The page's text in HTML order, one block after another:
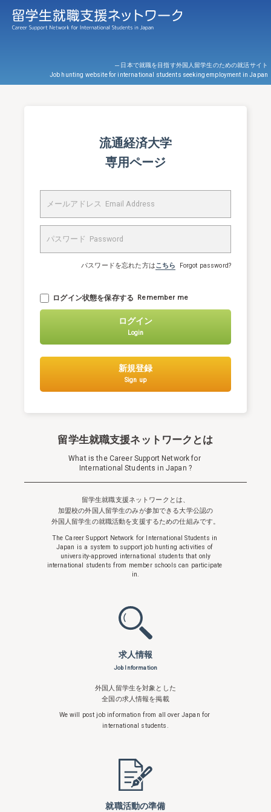
─ 日本で就職を目指す外国人留学生のための就活サイト
Job hunting website for international students seeking employment in Japan
流通経済大学
専用ページ
パスワードを忘れた方はこちら Forgot password?
ログイン状態を保存する Remember me
ログイン
Login
新規登録
Sign up
留学生就職支援ネットワークとは
What is the Career Support Network for
International Students in Japan ?
留学生就職支援ネットワークとは、
加盟校の外国人留学生のみが参加できる大学公認の
外国人留学生の就職活動を支援するための仕組みです。
The Career Support Network for International Students in
Japan is a system to supportjob hunting activities of
university-approved international students that only
international students from member schools can participate
in.
求人情報
Job Information
外国人留学生を対象とした
全国の求人情報を掲載
We will post job information from all over Japan for
international students.
就職活動の準備